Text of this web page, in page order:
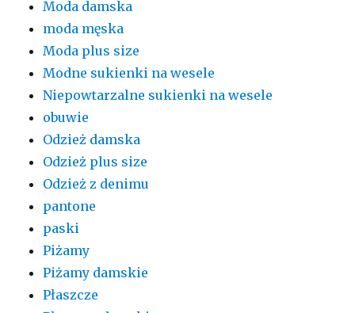
Moda damska
moda męska
Moda plus size
Modne sukienki na wesele
Niepowtarzalne sukienki na wesele
obuwie
Odzież damska
Odzież plus size
Odzież z denimu
pantone
paski
Piżamy
Piżamy damskie
Płaszcze